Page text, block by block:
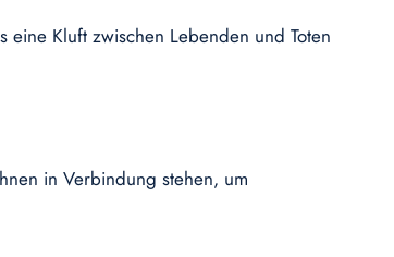
Kluft zwischen Lebenden und Toten
in Verbindung stehen, um